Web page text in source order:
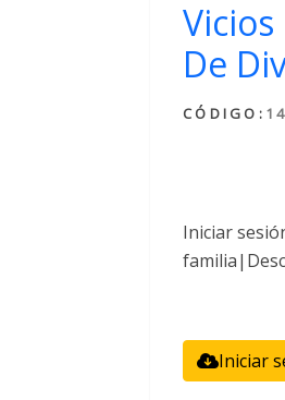
De
CÓDIGO:
Iniciar
Iniciar